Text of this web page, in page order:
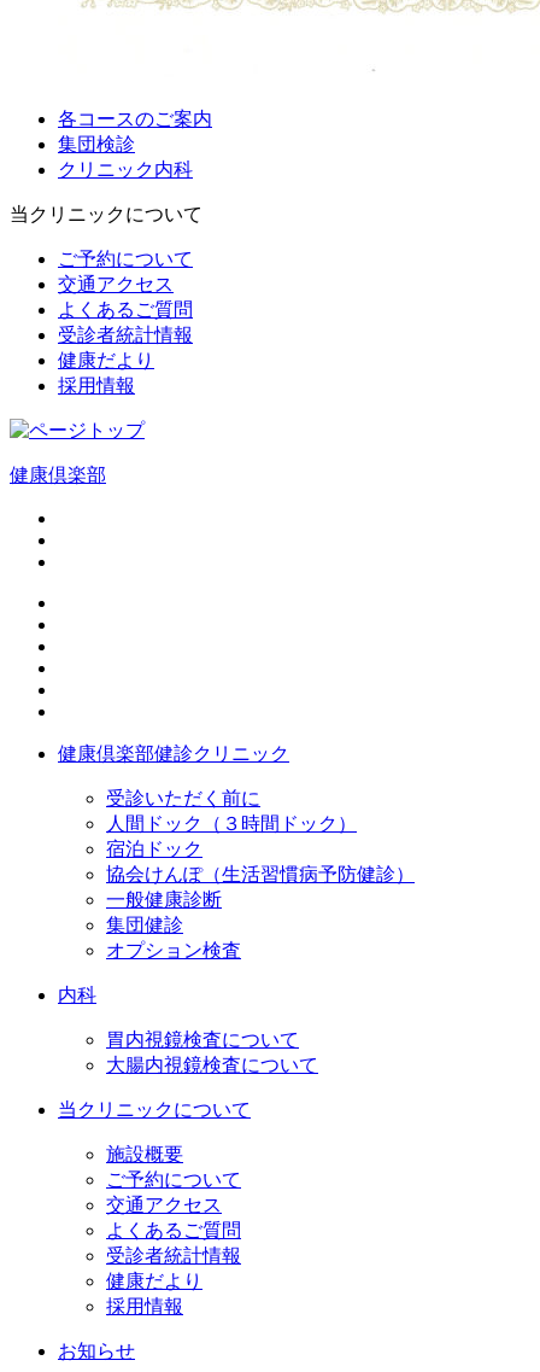
各コースのご案内
集団検診
クリニック内科
当クリニックについて
ご予約について
交通アクセス
よくあるご質問
受診者統計情報
健康だより
採用情報
健康倶楽部
健康倶楽部健診クリニック
受診いただく前に
人間ドック（３時間ドック）
宿泊ドック
協会けんぽ（生活習慣病予防健診）
一般健康診断
集団健診
オプション検査
内科
胃内視鏡検査について
大腸内視鏡検査について
当クリニックについて
施設概要
ご予約について
交通アクセス
よくあるご質問
受診者統計情報
健康だより
採用情報
お知らせ